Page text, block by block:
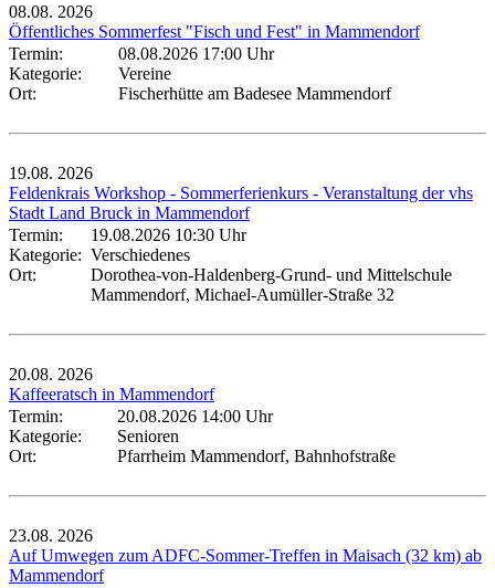
08.08. 2026
Öffentliches Sommerfest "Fisch und Fest" in Mammendorf
Termin:
08.08.2026 17:00 Uhr
Kategorie:
Vereine
Ort:
Fischerhütte am Badesee Mammendorf
19.08. 2026
Feldenkrais Workshop - Sommerferienkurs - Veranstaltung der vhs
Stadt Land Bruck in Mammendorf
Termin:
19.08.2026 10:30 Uhr
Kategorie: Verschiedenes
Ort:
Dorothea-von-Haldenberg-Grund- und Mittelschule
Mammendorf, Michael-Aumüller-Straße 32
20.08. 2026
Kaffeeratsch in Mammendorf
Termin:
20.08.2026 14:00 Uhr
Kategorie:
Senioren
Ort:
Pfarrheim Mammendorf, Bahnhofstraße
23.08. 2026
Auf Umwegen zum ADFC-Sommer-Treffen in Maisach (32 km) ab
Mammendorf